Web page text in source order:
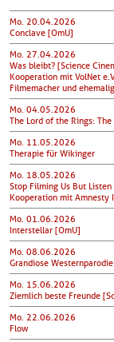
Mo. 20.04.2026
Conclave [OmU]
Mo. 27.04.2026
Was bleibt? [Science
Kooperation mit VolNet
Filmemacher und
Mo. 04.05.2026
The Lord of the Rings:
Mo. 11.05.2026
Therapie für Wikinger
Mo. 18.05.2026
Stop Filming Us But
Kooperation mit Amnesty
Mo. 01.06.2026
Interstellar [OmU]
Mo. 08.06.2026
Grandiose Westernparodie
Mo. 15.06.2026
Ziemlich beste Freunde
Mo. 22.06.2026
Flow